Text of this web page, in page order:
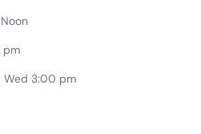
pm
Wed 3:00 pm